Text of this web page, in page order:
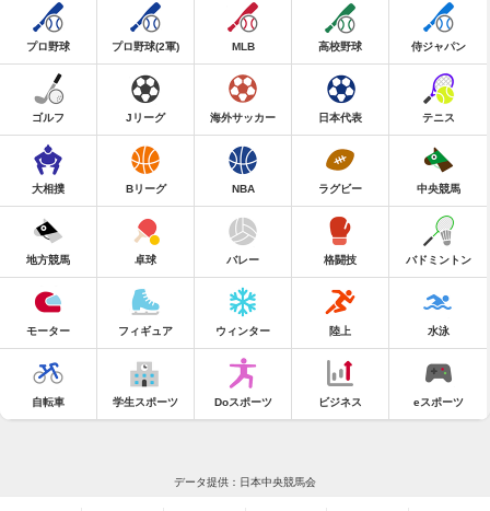
プロ野球 プロ野球(2軍) MLB 高校野球 侍ジャパン
ゴルフ Jリーグ 海外サッカー 日本代表 テニス
大相撲 Bリーグ NBA ラグビー 中央競馬
地方競馬 卓球 バレー 格闘技 バドミントン
モーター フィギュア ウィンター 陸上 水泳
自転車 学生スポーツ Doスポーツ ビジネス eスポーツ
データ提供：日本中央競馬会